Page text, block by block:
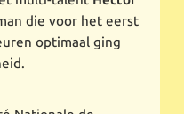
die voor het eerst
optimaal ging